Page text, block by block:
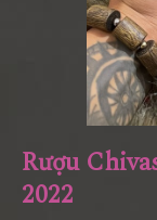
Rượu
2022